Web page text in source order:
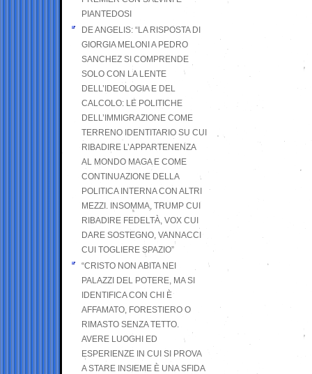
PIANTEDOSI
DE ANGELIS: “LA RISPOSTA DI
GIORGIA MELONI A PEDRO
SANCHEZ SI COMPRENDE
SOLO CON LA LENTE
DELL’IDEOLOGIA E DEL
CALCOLO: LE POLITICHE
DELL’IMMIGRAZIONE COME
TERRENO IDENTITARIO SU CUI
RIBADIRE L’APPARTENENZA
AL MONDO MAGA E COME
CONTINUAZIONE DELLA
POLITICA INTERNA CON ALTRI
MEZZI. INSOMMA, TRUMP CUI
RIBADIRE FEDELTÀ, VOX CUI
DARE SOSTEGNO, VANNACCI
CUI TOGLIERE SPAZIO”
“CRISTO NON ABITA NEI
PALAZZI DEL POTERE, MA SI
IDENTIFICA CON CHI È
AFFAMATO, FORESTIERO O
RIMASTO SENZA TETTO.
AVERE LUOGHI ED
ESPERIENZE IN CUI SI PROVA
A STARE INSIEME È UNA SFIDA